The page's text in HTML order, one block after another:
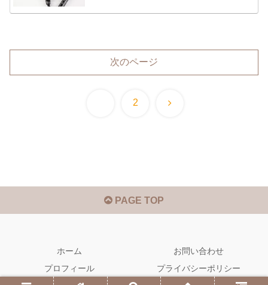
次のページ
2 次
PAGE TOP
ホーム
お問い合わせ
プロフィール
プライバシーポリシー